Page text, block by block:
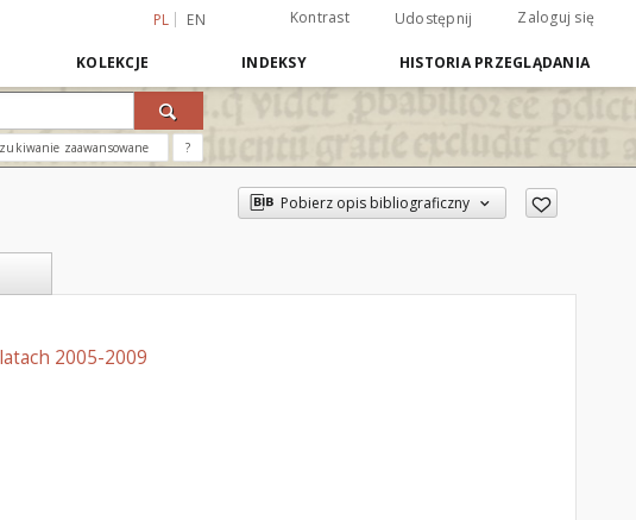
PL EN Kontrast Udostępnij Zaloguj się
KOLEKCJE INDEKSY HISTORIA PRZEGLĄDANIA
zaawansowane ?
Pobierz opis bibliograficzny
2005-2009